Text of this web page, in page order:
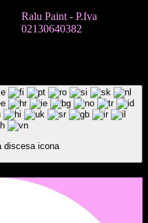
Ralu Paint - P.Iva
02130640382